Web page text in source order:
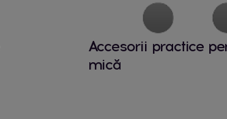
Accesorii practice
mică